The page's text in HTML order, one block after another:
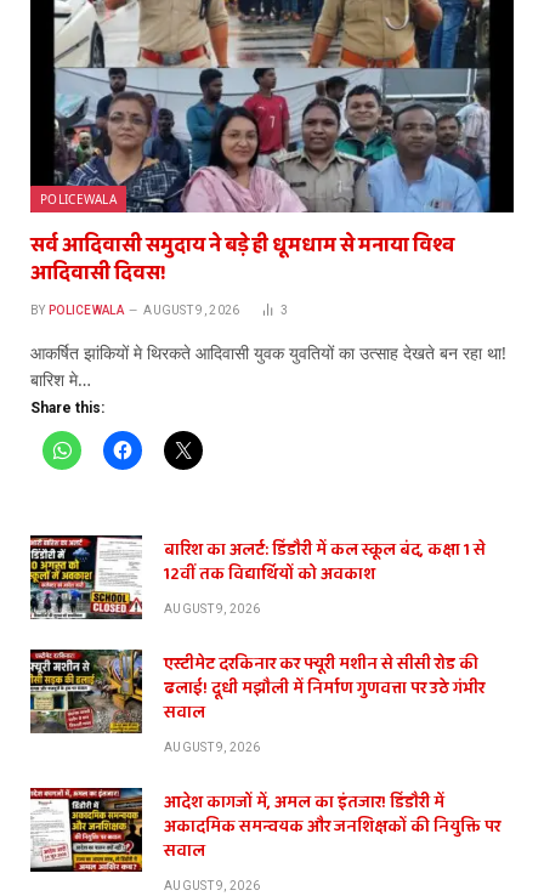
POLICEWALA
सर्व आदिवासी समुदाय ने बड़े ही धूमधाम से मनाया विश्व
आदिवासी दिवस!
BY POLICEWALA AUGUST 9, 2026 3
आकर्षित झांकियों मे थिरकते आदिवासी युवक युवतियों का उत्साह देखते बन रहा था!
बारिश मे…
Share this:
बारिश का अलर्ट: डिंडौरी में कल स्कूल बंद, कक्षा 1 से
12वीं तक विद्यार्थियों को अवकाश
AUGUST 9, 2026
एस्टीमेट दरकिनार कर फ्यूरी मशीन से सीसी रोड की
ढलाई! दूधी मझौली में निर्माण गुणवत्ता पर उठे गंभीर
सवाल
AUGUST 9, 2026
आदेश कागजों में, अमल का इंतजार! डिंडौरी में
अकादमिक समन्वयक और जनशिक्षकों की नियुक्ति पर
सवाल
AUGUST 9, 2026